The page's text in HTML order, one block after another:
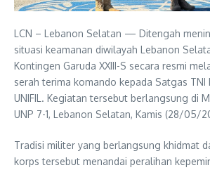
LCN – Lebanon Selatan — Ditengah
situasi keamanan diwilayah Lebanon
Kontingen Garuda XXIII-S secara resmi
serah terima komando kepada Satgas TNI
UNIFIL. Kegiatan tersebut berlangsung di
UNP 7-1, Lebanon Selatan, Kamis (28/05/
Tradisi militer yang berlangsung khidmat
korps tersebut menandai peralihan